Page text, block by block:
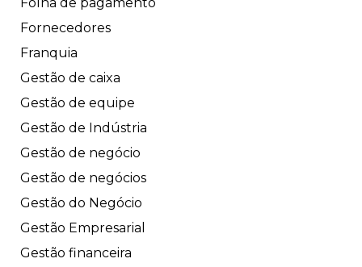
Folha de pagamento
Fornecedores
Franquia
Gestão de caixa
Gestão de equipe
Gestão de Indústria
Gestão de negócio
Gestão de negócios
Gestão do Negócio
Gestão Empresarial
Gestão financeira